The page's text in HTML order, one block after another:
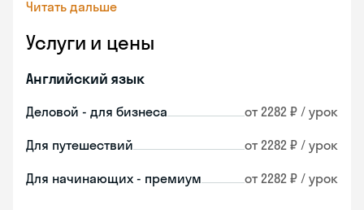
Читать дальше
Услуги и цены
Английский язык
Деловой - для бизнеса от 2282 ₽ / урок
Для путешествий от 2282 ₽ / урок
Для начинающих - премиум от 2282 ₽ / урок